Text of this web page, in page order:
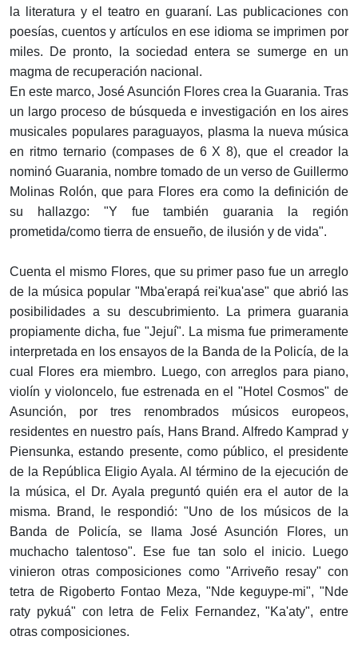
la literatura y el teatro en guaraní. Las publicaciones con
poesías, cuentos y artículos en ese idioma se imprimen por
miles. De pronto, la sociedad entera se sumerge en un
magma de recuperación nacional.
En este marco, José Asunción Flores crea la Guarania. Tras
un largo proceso de búsqueda e investigación en los aires
musicales populares paraguayos, plasma la nueva música
en ritmo ternario (compases de 6 X 8), que el creador la
nominó Guarania, nombre tomado de un verso de Guillermo
Molinas Rolón, que para Flores era como la definición de
su hallazgo: "Y fue también guarania la región
prometida/como tierra de ensueño, de ilusión y de vida".
Cuenta el mismo Flores, que su primer paso fue un arreglo
de la música popular "Mba'erapá rei'kua'ase" que abrió las
posibilidades a su descubrimiento. La primera guarania
propiamente dicha, fue "Jejuí". La misma fue primeramente
interpretada en los ensayos de la Banda de la Policía, de la
cual Flores era miembro. Luego, con arreglos para piano,
violín y violoncelo, fue estrenada en el "Hotel Cosmos" de
Asunción, por tres renombrados músicos europeos,
residentes en nuestro país, Hans Brand. Alfredo Kamprad y
Piensunka, estando presente, como público, el presidente
de la República Eligio Ayala. Al término de la ejecución de
la música, el Dr. Ayala preguntó quién era el autor de la
misma. Brand, le respondió: "Uno de los músicos de la
Banda de Policía, se llama José Asunción Flores, un
muchacho talentoso". Ese fue tan solo el inicio. Luego
vinieron otras composiciones como "Arriveño resay" con
tetra de Rigoberto Fontao Meza, "Nde keguype-mi", "Nde
raty pykuá" con letra de Felix Fernandez, "Ka'aty", entre
otras composiciones.